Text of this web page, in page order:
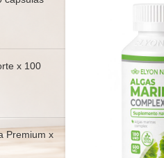
x 100
Premium x